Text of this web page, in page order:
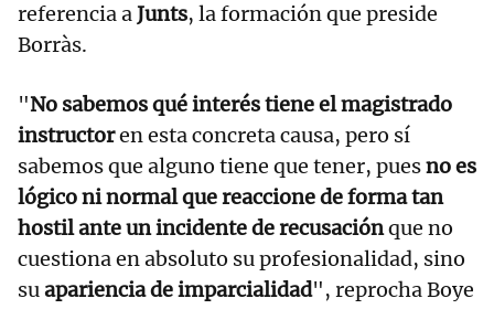
referencia aJunts, la formación que preside
Borràs.
"No sabemos qué interés tiene el magistrado
instructoren esta concreta causa, pero sí
sabemos que alguno tiene que tener, puesno es
lógico ni normal que reaccione de forma tan
hostil ante un incidente de recusaciónque no
cuestiona en absoluto su profesionalidad, sino
suapariencia de imparcialidad", reprocha Boye